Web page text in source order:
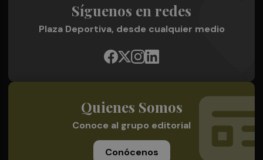
Síguenos en redes
Plaza Deportiva, desde cualquier medio
Quienes Somos
Conoce al grupo editorial
Conócenos